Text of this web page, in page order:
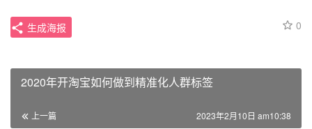
0
生成海报
2020年开淘宝如何做到精准化人群标签
上一篇 2023年2月10日 am10:38